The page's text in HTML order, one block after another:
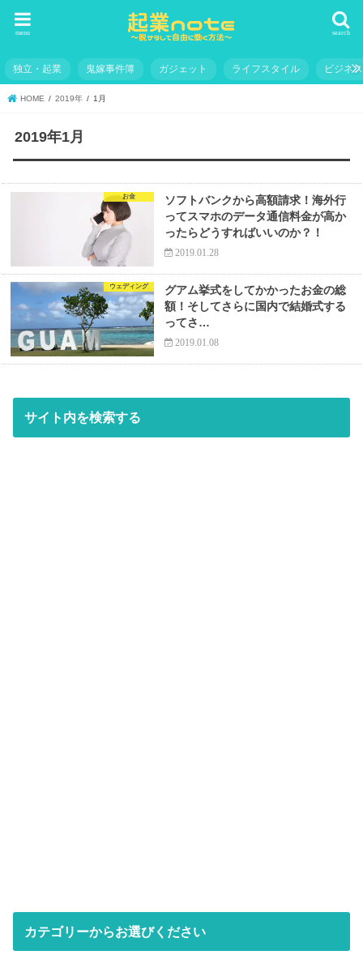
search
menu
独立・起業 鬼嫁事件簿 ガジェット ライフスタイル ビジネス
HOME 2019年 1月
2019年1月
お金
ソフトバンクから高額請求！海外行
ってスマホのデータ通信料金が高か
ったらどうすればいいのか？！
2019.01.28
ウェディング
グアム挙式をしてかかったお金の総
額！そしてさらに国内で結婚式する
ってさ…
2019.01.08
サイト内を検索する
カテゴリーからお選びください